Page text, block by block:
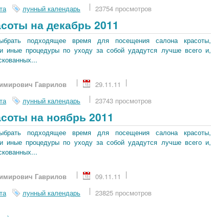
лунный календарь 23754 просмотров
на декабрь 2011
подходящее время для посещения салона красоты,
иные процедуры по уходу за собой удадутся лучше всего и,
Гаврилов
29.11.11
лунный календарь 23743 просмотров
на ноябрь 2011
подходящее время для посещения салона красоты,
иные процедуры по уходу за собой удадутся лучше всего и,
Гаврилов
09.11.11
лунный календарь 23825 просмотров